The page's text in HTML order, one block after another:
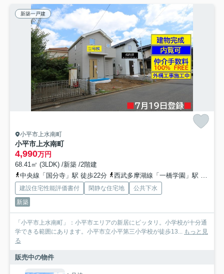
新築一戸建
小平市上水南町
小平市上水南町
4,990万円
68.41㎡ (3LDK) /新築 /2階建
中央線「国分寺」駅 徒歩22分
西武多摩湖線「一橋学園」駅 徒歩18分
建設住宅性能評価書付 閑静な住宅地
公共下水
新築
「小平市上水南町」：小平市エリアの新居にピッタリ。小学校が十分通
学できる範囲にあります。小平市立小平第三小学校が徒歩13... もっと見
る
販売中の物件